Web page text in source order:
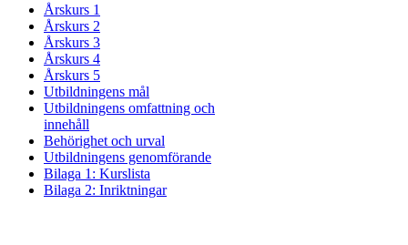
Årskurs 1
Årskurs 2
Årskurs 3
Årskurs 4
Årskurs 5
Utbildningens mål
Utbildningens omfattning och
innehåll
Behörighet och urval
Utbildningens genomförande
Bilaga 1: Kurslista
Bilaga 2: Inriktningar